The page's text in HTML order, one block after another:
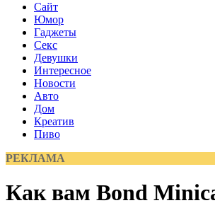
Сайт
Юмор
Гаджеты
Секс
Девушки
Интересное
Новости
Авто
Дом
Креатив
Пиво
РЕКЛАМА
Как вам Bond